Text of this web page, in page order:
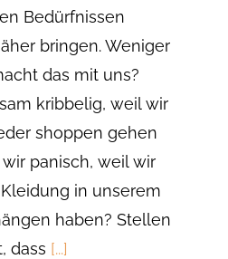
Bedürfnissen
bringen. Weniger
das mit uns?
kribbelig, weil wir
shoppen gehen
panisch, weil wir
in unserem
haben? Stellen
dass [...]